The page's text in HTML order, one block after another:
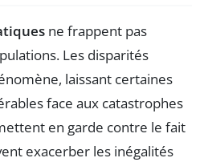
ne frappent pas
Les disparités
laissant certaines
face aux catastrophes
en garde contre le fait
exacerber les inégalités